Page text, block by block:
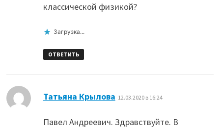
классической физикой?
Загрузка...
ОТВЕТИТЬ
Татьяна Крылова 12.03.2020 в 16:24
Павел Андреевич. Здравствуйте. В